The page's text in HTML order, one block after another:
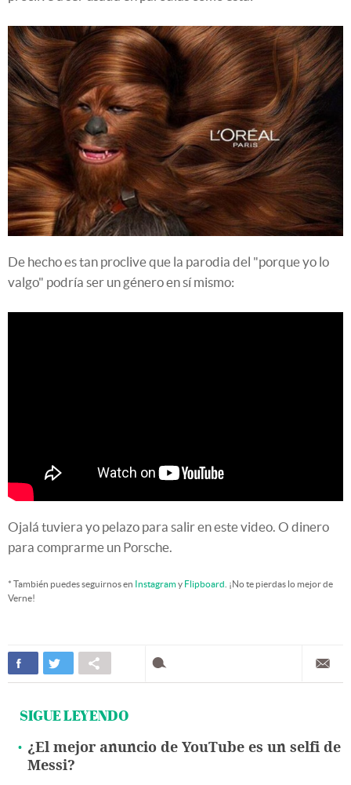
De hecho es tan proclive que la parodia del "porque yo lo
valgo" podría ser un género en sí mismo:
Ojalá tuviera yo pelazo para salir en este video. O dinero
para comprarme un Porsche.
* También puedes seguirnos en Instagramy Flipboard . ¡No te pierdas lo mejor de
Verne!
SIGUE LEYENDO
¿El mejor anuncio de YouTube es un selfi de
Messi?